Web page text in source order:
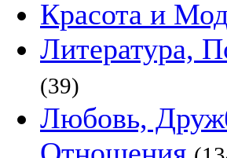
Красота и
Литература,
(39)
Любовь,